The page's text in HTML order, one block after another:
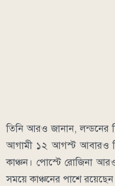
তিনি আরও জানান, লন্ডনের
আগামী ১২ আগস্ট আবারও
কাঞ্চন। পোস্টে রোজিনা
সময়ে কাঞ্চনের পাশে রয়েছেন